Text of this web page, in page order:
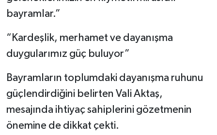
bayramlar.”
“Kardeşlik, merhamet ve dayanışma
duygularımız güç buluyor”
Bayramların toplumdaki dayanışma ruhunu
güçlendirdiğini belirten Vali Aktaş,
mesajında ihtiyaç sahiplerini gözetmenin
önemine de dikkat çekti.